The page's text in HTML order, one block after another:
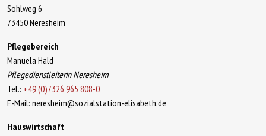
Sohlweg 6
73450 Neresheim
Pflegebereich
Manuela Hald
Pflegedienstleiterin Neresheim
Tel.: +49 (0)7326 965 808-0
E-Mail: neresheim@sozialstation-elisabeth.de
Hauswirtschaft